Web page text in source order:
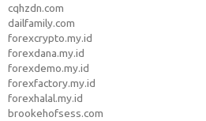
cqhzdn.com
dailfamily.com
forexcrypto.my.id
forexdana.my.id
forexdemo.my.id
forexfactory.my.id
forexhalal.my.id
brookehofsess.com